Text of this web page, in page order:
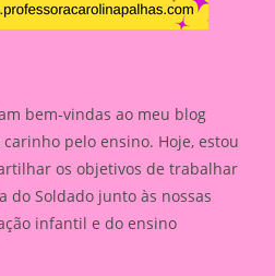
bem-vindas ao meu blog
pelo ensino. Hoje, estou
os objetivos de trabalhar
do Soldado junto às nossas
infantil e do ensino